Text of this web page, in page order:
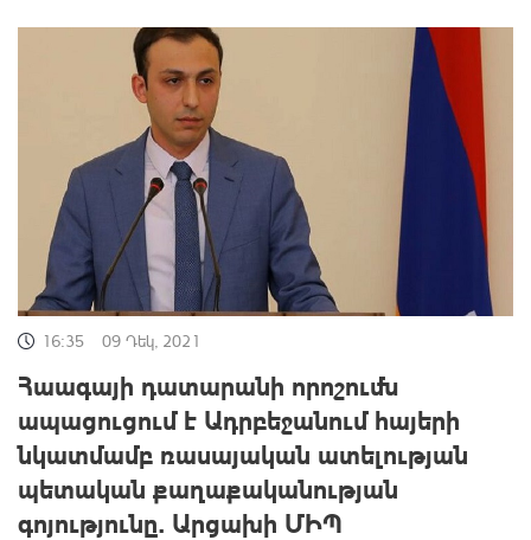
16:35 09 Դեկ, 2021
Հաագայի դատարանի որոշումն
ապացուցում է Ադրբեջանում հայերի
նկատմամբ ռասայական ատելության
պետական քաղաքականության
գոյությունը. Արցախի ՄԻՊ